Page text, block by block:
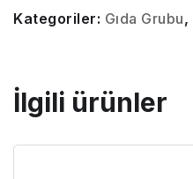
Kategoriler: Gıda Grubu,
İlgili ürünler